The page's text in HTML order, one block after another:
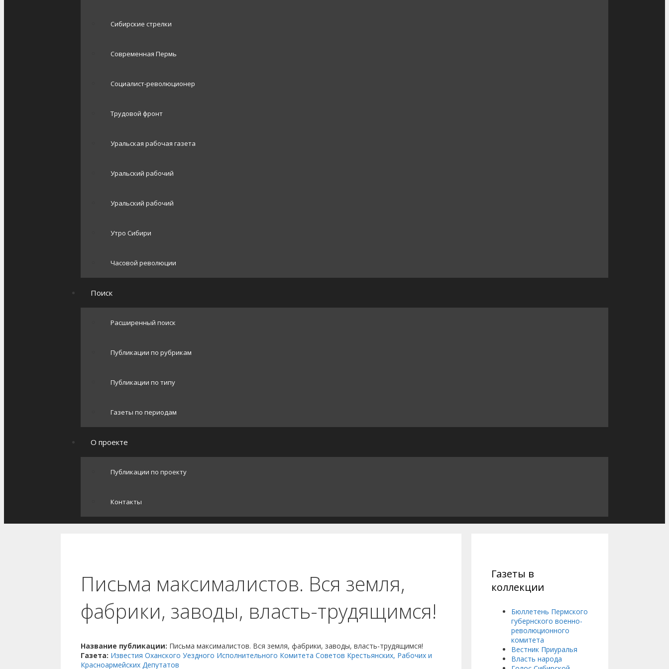
Сибирские стрелки
Современная Пермь
Социалист-революционер
Трудовой фронт
Уральская рабочая газета
Уральский рабочий
Уральский рабочий
Утро Сибири
Часовой революции
Поиск
Расширенный поиск
Публикации по рубрикам
Публикации по типу
Газеты по периодам
О проекте
Публикации по проекту
Контакты
Письма максималистов. Вся земля,
фабрики, заводы, власть-трудящимся!
Название публикации: Письма максималистов. Вся земля, фабрики, заводы, власть-трудящимся!
Газета: Известия Оханского Уездного Исполнительного Комитета Советов Крестьянских, Рабочих и
Красноармейских Депутатов
Газеты в
коллекции
Бюллетень Пермского
губернского военно-
революционного
комитета
Вестник Приуралья
Власть народа